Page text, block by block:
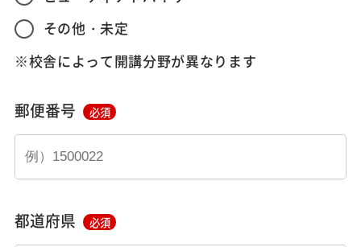
その他・未定
※校舎によって開講分野が異なります
郵便番号 必須
都道府県 必須